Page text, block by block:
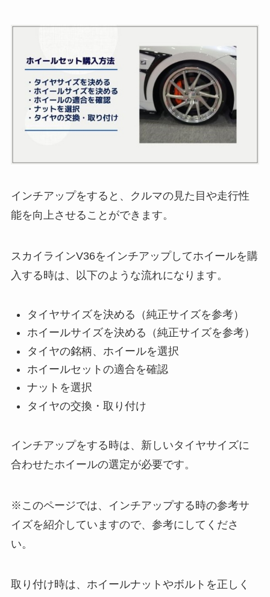
インチアップをすると、クルマの見た目や走行性
能を向上させることができます。
スカイラインV36をインチアップしてホイールを購
入する時は、以下のような流れになります。
タイヤサイズを決める（純正サイズを参考）
ホイールサイズを決める（純正サイズを参考）
タイヤの銘柄、ホイールを選択
ホイールセットの適合を確認
ナットを選択
タイヤの交換・取り付け
インチアップをする時は、新しいタイヤサイズに
合わせたホイールの選定が必要です。
※このページでは、インチアップする時の参考サ
イズを紹介していますので、参考にしてくださ
い。
取り付け時は、ホイールナットやボルトを正しく